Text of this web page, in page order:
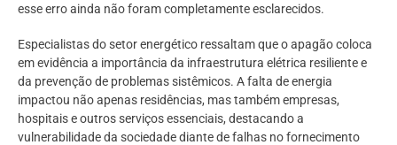
esse erro ainda não foram completamente esclarecidos.
Especialistas do setor energético ressaltam que o apagão coloca
em evidência a importância da infraestrutura elétrica resiliente e
da prevenção de problemas sistêmicos. A falta de energia
impactou não apenas residências, mas também empresas,
hospitais e outros serviços essenciais, destacando a
vulnerabilidade da sociedade diante de falhas no fornecimento